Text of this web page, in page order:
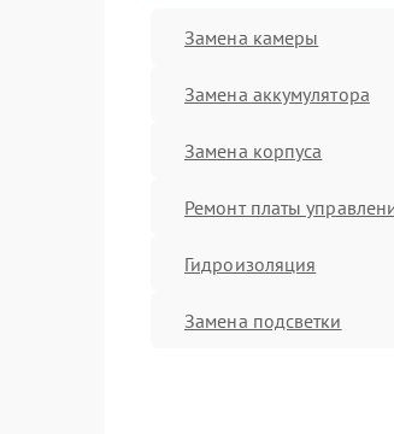
Замена камеры
Замена аккумулятора
Замена корпуса
Ремонт платы
Гидроизоляция
Замена подсветки